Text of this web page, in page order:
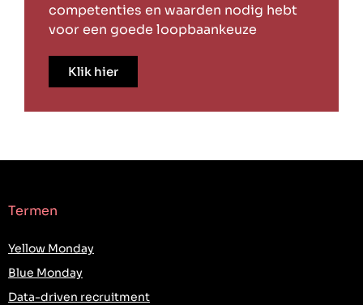
competenties en waarden nodig hebt
voor een goede loopbaankeuze
Klik hier
Termen
Yellow Monday
Blue Monday
Data-driven recruitment